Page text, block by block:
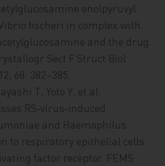
enolpyruvyl
fischeri in complex with
and the drug
Sect F Struct Biol
68: 382–385.
T, Yoto Y, et al.
RS‑virus‑induced
and Haemophilus
to respiratory epithelial cells
factor receptor. FEMS